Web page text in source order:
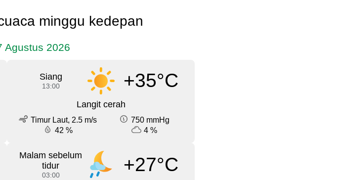
minggu kedepan
Agustus 2026
Siang
13:00 +35°C
Langit cerah
Timur Laut, 2.5 m/s
750 mmHg
42 %
4 %
Malam sebelum
tidur
03:00 +27°C